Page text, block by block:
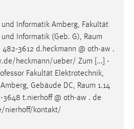
Informatik Amberg, Fakultät
Informatik (Geb. G), Raum
3612 d.heckmann @ oth-aw .
heckmann/ueber/ Zum [...] -
Fakultät Elektrotechnik,
Gebäude DC, Raum 1.14
3648 t.nierhoff @ oth-aw . de
nierhoff/kontakt/